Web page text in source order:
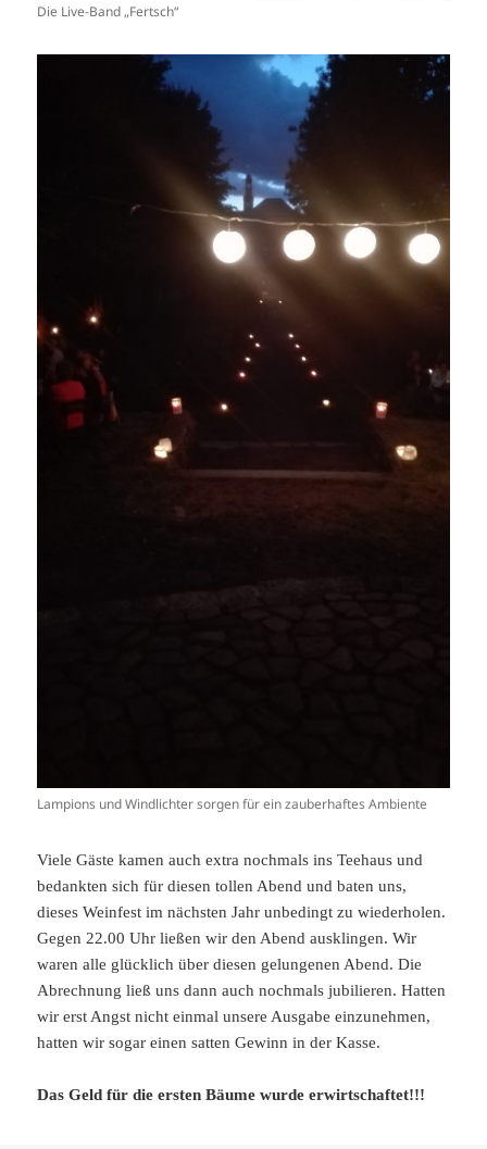
Die Live-Band „Fertsch“
Lampions und Windlichter sorgen für ein zauberhaftes Ambiente
Viele Gäste kamen auch extra nochmals ins Teehaus und
bedankten sich für diesen tollen Abend und baten uns,
dieses Weinfest im nächsten Jahr unbedingt zu wiederholen.
Gegen 22.00 Uhr ließen wir den Abend ausklingen. Wir
waren alle glücklich über diesen gelungenen Abend. Die
Abrechnung ließ uns dann auch nochmals jubilieren. Hatten
wir erst Angst nicht einmal unsere Ausgabe einzunehmen,
hatten wir sogar einen satten Gewinn in der Kasse.
Das Geld für die ersten Bäume wurde erwirtschaftet!!!